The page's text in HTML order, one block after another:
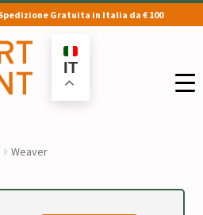
Gratuita in Italia da € 100
IT
Weaver